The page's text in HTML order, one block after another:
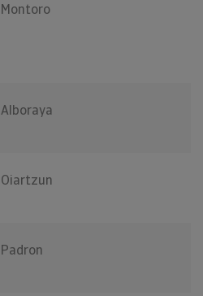
Montoro
Alboraya
Oiartzun
Padron